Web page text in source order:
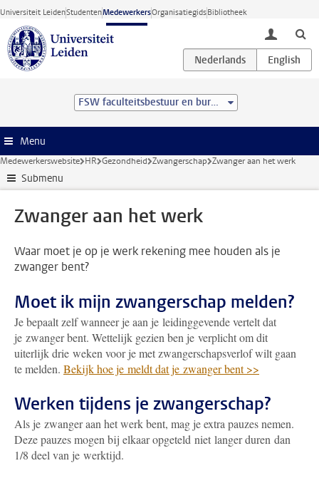
Ga direct naar de inhoud
Universiteit LeidenStudentenMedewerkersOrganisatiegidsBibliotheek
toggle
FSW faculteitsbestuur en bureau
Menu
Medewerkerswebsite HR Gezondheid Zwangerschap Zwanger aan het werk
Submenu
Zwanger aan het werk
Waar moet je op je werk rekening mee houden als je
zwanger bent?
Moet ik mijn zwangerschap melden?
Je bepaalt zelf wanneer je aan je leidinggevende vertelt dat
je zwanger bent. Wettelijk gezien ben je verplicht om dit
uiterlijk drie weken voor je met zwangerschapsverlof wilt gaan
te melden. Bekijk hoe je meldt dat je zwanger bent >>
Werken tijdens je zwangerschap?
Als je zwanger aan het werk bent, mag je extra pauzes nemen.
Deze pauzes mogen bij elkaar opgeteld niet langer duren dan
1/8 deel van je werktijd.